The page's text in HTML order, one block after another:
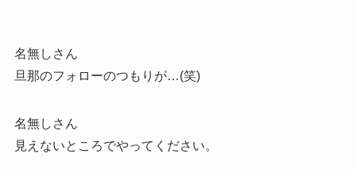
名無しさん
旦那のフォローのつもりが…(笑)
名無しさん
見えないところでやってください。